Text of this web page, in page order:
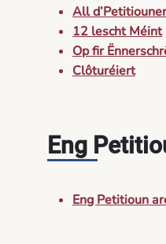
All
12 lescht Méint
Op fir
Clôturéiert
Eng
Eng Petitioun